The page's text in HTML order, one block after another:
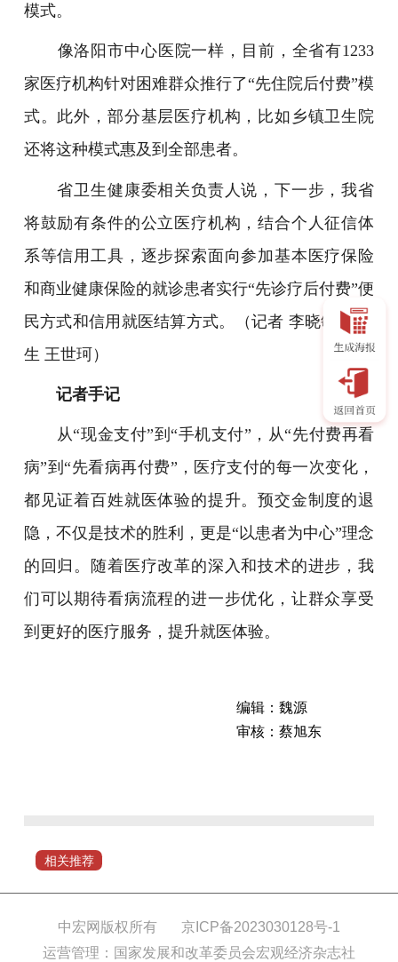
模式。
像洛阳市中心医院一样，目前，全省有1233
家医疗机构针对困难群众推行了“先住院后付费”模
式。此外，部分基层医疗机构，比如乡镇卫生院
还将这种模式惠及到全部患者。
省卫生健康委相关负责人说，下一步，我省
将鼓励有条件的公立医疗机构，结合个人征信体
系等信用工具，逐步探索面向参加基本医疗保险
和商业健康保险的就诊患者实行“先诊疗后付费”便
民方式和信用就医结算方式。（记者 李晓敏 实习
生 王世珂）
记者手记
从“现金支付”到“手机支付”，从“先付费再看
病”到“先看病再付费”，医疗支付的每一次变化，
都见证着百姓就医体验的提升。预交金制度的退
隐，不仅是技术的胜利，更是“以患者为中心”理念
的回归。随着医疗改革的深入和技术的进步，我
们可以期待看病流程的进一步优化，让群众享受
到更好的医疗服务，提升就医体验。
编辑：魏源
审核：蔡旭东
度
否
相关推荐
中宏网版权所有
京ICP备2023030128号-1
运营管理：国家发展和改革委员会宏观经济杂志社